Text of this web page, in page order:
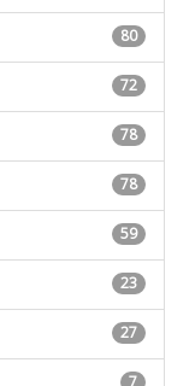
80
72
78
78
59
23
27
7